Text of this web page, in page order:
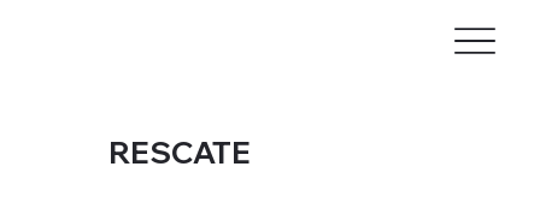
RESCATE